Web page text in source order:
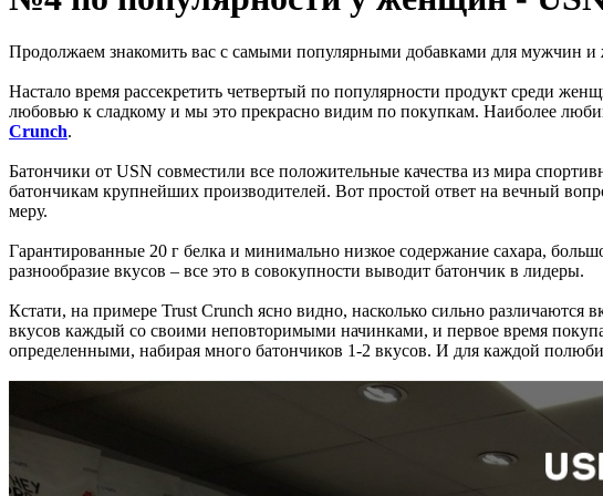
Продолжаем знакомить вас с самыми популярными добавками для мужчин
Настало время рассекретить четвертый по популярности продукт среди
любовью к сладкому и мы это прекрасно видим по покупкам. Наиболее
Crunch.
Батончики от USN совместили все положительные качества из мира
батончикам крупнейших производителей. Вот простой ответ на вечный
меру.
Гарантированные 20 г белка и минимально низкое содержание сахара,
разнообразие вкусов – все это в совокупности выводит батончик в лидеры.
Кстати, на примере Trust Crunch ясно видно, насколько сильно
вкусов каждый со своими неповторимыми начинками, и первое время
определенными, набирая много батончиков 1-2 вкусов. И для каждой